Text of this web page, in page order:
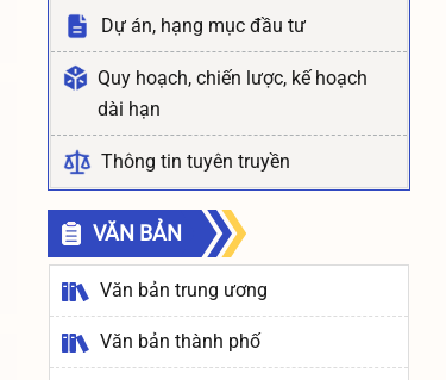
Dự án, hạng mục đầu tư
Quy hoạch, chiến lược, kế hoạch
dài hạn
Thông tin tuyên truyền
VĂN BẢN
Văn bản trung ương
Văn bản thành phố